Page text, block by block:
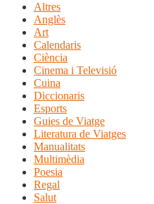
Altres
Anglès
Art
Calendaris
Ciència
Cinema i Televisió
Cuina
Diccionaris
Esports
Guies de Viatge
Literatura de Viatges
Manualitats
Multimèdia
Poesia
Regal
Salut